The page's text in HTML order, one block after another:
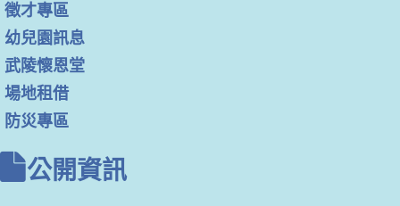
徵才專區
幼兒園訊息
武陵懷恩堂
場地租借
防災專區
公開資訊